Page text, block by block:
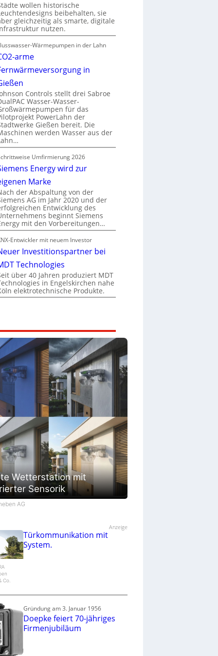
wollen historische
beibehalten, sie
gleichzeitig als smarte, digitale
nutzen.
Wärmepumpen in der Lahn
arme
in
Controls stellt drei Sabroe
Wasser-Wasser-
für das
PowerLahn der
Gießen bereit. Die
werden Wasser aus der
Umfirmierung 2026
Energy wird zur
Marke
der Abspaltung von der
AG im Jahr 2020 und der
Entwicklung des
beginnt Siemens
mit den Vorbereitungen…
Entwickler mit neuem Investor
Investitionspartner bei
Technologies
über 40 Jahren produziert MDT
in Engelskirchen nahe
elektrotechnische Produkte.
Wetterstation mit
Sensorik
AG
Anzeige
Co.
Türkommunikation mit
System.
Gründung am 3. Januar 1956
Doepke feiert 70-jähriges
Firmenjubiläum